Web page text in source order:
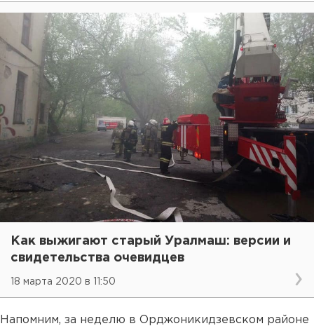
Как выжигают старый Уралмаш: версии и
свидетельства очевидцев
18 марта 2020 в 11:50
Напомним, за неделю в Орджоникидзевском районе